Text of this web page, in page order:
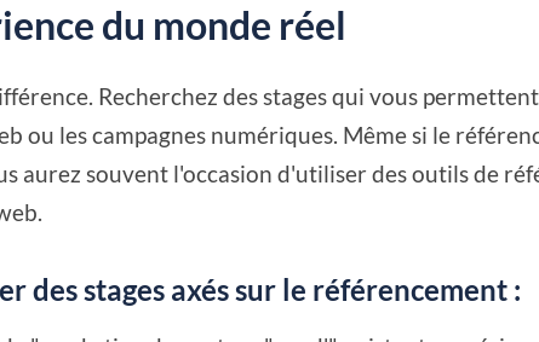
du monde réel
Recherchez des stages qui vous
ou les campagnes numériques. Même si le
aurez souvent l'occasion d'utiliser des outils de
des stages axés sur le référencement :